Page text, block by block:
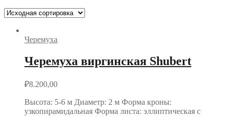
Черемуха
Черемуха виргинская Shubert
₽8.200,00
Высота: 5-6 м Диаметр: 2 м Форма кроны:
узкопирамидальная Форма листа: эллиптическая с